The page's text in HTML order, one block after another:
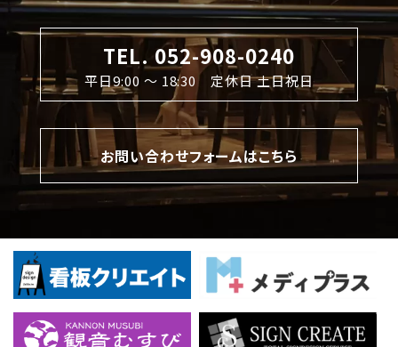
TEL. 052-908-0240
平日9:00 〜 18:30 定休日 土日祝日
お問い合わせフォームはこちら